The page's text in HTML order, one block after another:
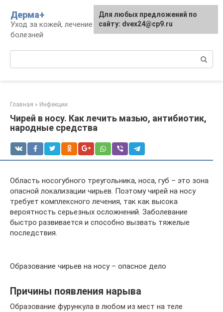
контенту
Дерма+
Уход за кожей, лечение дерматологических
болезней
Главная » Инфекции
Чирей в носу. Как лечить мазью, антибиотик,
народные средства
Область носогубного треугольника, носа, губ – это зона
опасной локализации чирьев. Поэтому чирей на носу
требует комплексного лечения, так как высока
вероятность серьезных осложнений. Заболевание
быстро развивается и способно вызвать тяжелые
последствия.
Образование чирьев на носу – опасное дело
Причины появления нарыва
Образование фурункула в любом из мест на теле
Для любых предложений по
сайту: dvex24@cp9.ru